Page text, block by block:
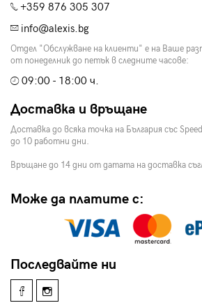
+359 876 305 307
info@alexis.bg
Отдел "Обслужване на клиенти" е на Ваше
от понеделник до петък в следните часове:
09:00 - 18:00 ч.
Доставка и връщане
Доставка до всяка точка на България със
до 10 работни дни.
Връщане до 14 дни от датата на доставка
Може да платите с:
Последвайте ни